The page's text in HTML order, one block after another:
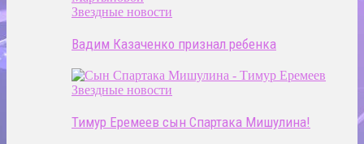
Звездные новости
Вадим Казаченко признал ребенка
Звездные новости
Тимур Еремеев сын Спартака Мишулина!